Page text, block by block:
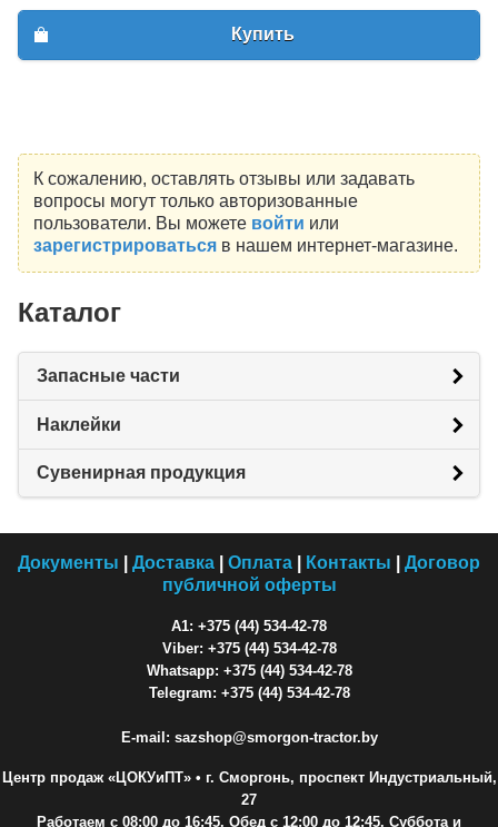
Купить
К сожалению, оставлять отзывы или задавать
вопросы могут только авторизованные
пользователи. Вы можете войти или
зарегистрироватьсяв нашем интернет-магазине.
Каталог
Запасные части
Наклейки
Сувенирная продукция
Документы Доставка Оплата Контакты
Договор
публичной оферты
A1: +375 (44) 534-42-78
Viber: +375 (44) 534-42-78
Whatsapp: +375 (44) 534-42-78
Telegram: +375 (44) 534-42-78
E-mail: sazshop@smorgon-tractor.by
Центр продаж «ЦОКУиПТ»• г. Сморгонь, проспект Индустриальный,
27
Работаем с 08:00 до 16:45. Обед с 12:00 до 12:45. Суббота и